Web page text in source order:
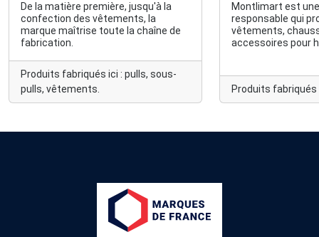
De la matière première, jusqu'à la
confection des vêtements, la
marque maîtrise toute la chaîne de
fabrication.
Produits fabriqués ici : pulls, sous-
pulls, vêtements.
Montlimart est
responsable qui
vêtements,
accessoires pour
plus durables
recyclées) et qui
abeilles de la
Produits fabriqués